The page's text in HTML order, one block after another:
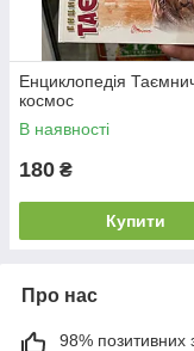
Енциклопедія
космос
В наявності
180 ₴
Купити
Про нас
98% позитивних